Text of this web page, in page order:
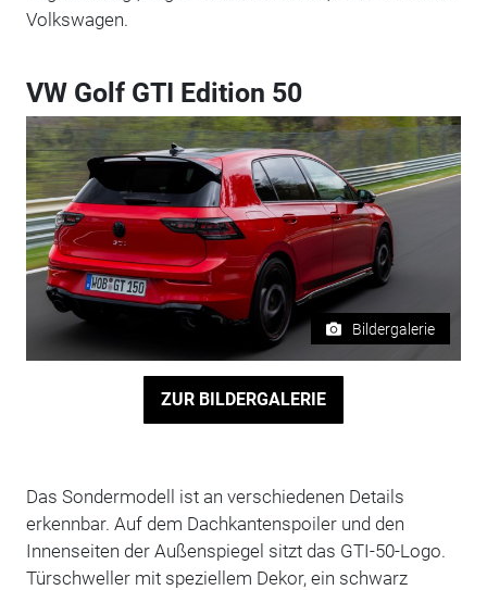
Volkswagen.
VW Golf GTI Edition 50
Bildergalerie
ZUR BILDERGALERIE
Das Sondermodell ist an verschiedenen Details
erkennbar. Auf dem Dachkantenspoiler und den
Innenseiten der Außenspiegel sitzt das GTI-50-Logo.
Türschweller mit speziellem Dekor, ein schwarz